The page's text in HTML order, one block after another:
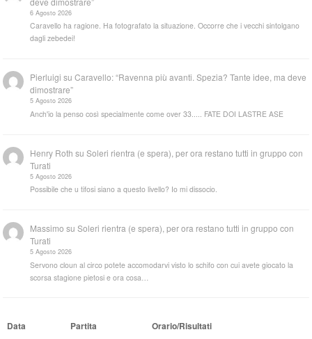
6 Agosto 2026
Caravello ha ragione. Ha fotografato la situazione. Occorre che i vecchi sintolgano
dagli zebedei!
Pierluigi suCaravello: “Ravenna più avanti. Spezia? Tante idee, ma deve
dimostrare”
5 Agosto 2026
Anch'io la penso così specialmente come over 33..... FATE DOI LASTRE ASE
Henry Roth suSoleri rientra (e spera), per ora restano tutti in gruppo con
Turati
5 Agosto 2026
Possibile che u tifosi siano a questo livello? Io mi dissocio.
Massimo suSoleri rientra (e spera), per ora restano tutti in gruppo con
Turati
5 Agosto 2026
Servono cloun al circo potete accomodarvi visto lo schifo con cui avete giocato la
scorsa stagione pietosi e ora cosa…
Data Partita Orario/Risultati